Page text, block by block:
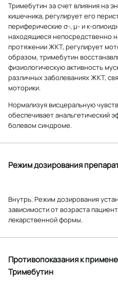
Тримебутин за счет влияния на
кишечника, регулирует его
периферические σ-, µ- и κ-
находящиеся непосредственно
протяжении ЖКТ, регулирует
образом, тримебутин
физиологическую активность
различных заболеваниях ЖКТ,
моторики.
Нормализуя висцеральную
обеспечивает анальгетический
болевом синдроме.
Режим дозирования
Внутрь. Режим дозирования
зависимости от возраста
лекарственной формы.
Противопоказания к
Тримебутин